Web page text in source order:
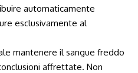
automaticamente
esclusivamente al
mantenere il sangue freddo
affrettate. Non